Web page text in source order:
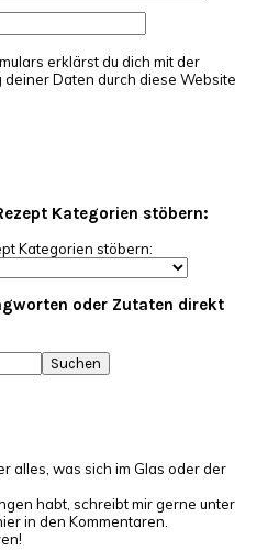
erklärst du dich mit der
Daten durch diese Website
Kategorien stöbern:
Kategorien stöbern:
oder Zutaten direkt
alles, was sich im Glas oder der
habt, schreibt mir gerne unter
in den Kommentaren.